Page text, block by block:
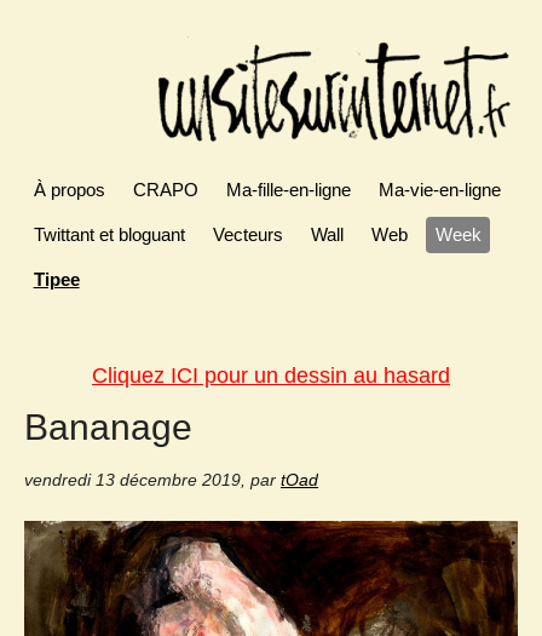
À propos CRAPO Ma-fille-en-ligne Ma-vie-en-ligne
Twittant et bloguant Vecteurs Wall Web Week
Tipee
Cliquez ICI pour un dessin au hasard
Bananage
vendredi 13 décembre 2019, par tOad